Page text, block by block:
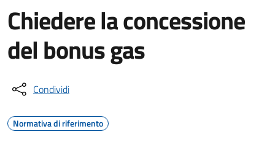
Chiedere la concessione
del bonus gas
Condividi
Normativa di riferimento